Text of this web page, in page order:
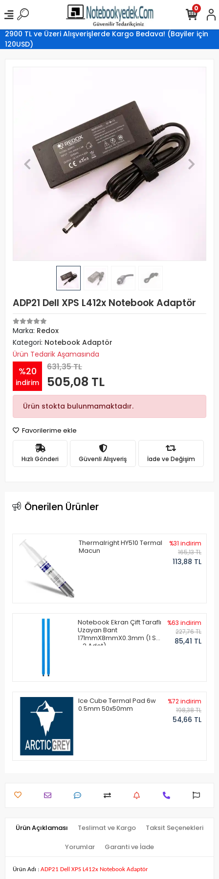
2900 TL ve Üzeri Alışverişlerde Kargo Bedava! (Bayiler için
120USD)
0
ADP21 Dell XPS L412x Notebook Adaptör
Marka: Redox
Kategori: Notebook Adaptör
Ürün Tedarik Aşamasında
%20
indirim
631,35 TL
505,08 TL
Ürün stokta bulunmamaktadır.
Favorilerime ekle
Hızlı Gönderi Güvenli Alışveriş İade ve Değişim
Önerilen Ürünler
Thermalright HY510 Termal
Macun
%31 indirim
165,13 TL
113,88 TL
Notebook Ekran Çift Taraflı
Uzayan Bant
171mmX8mmX0.3mm (1 Set
- 2 Adet)
%63 indirim
227,76 TL
85,41 TL
Ice Cube Termal Pad 6w
0.5mm 50x50mm
%72 indirim
198,38 TL
54,66 TL
Ürün Açıklaması Teslimat ve Kargo Taksit Seçenekleri
Yorumlar Garanti ve İade
Ürün Adı : ADP21 Dell XPS L412x Notebook Adaptör